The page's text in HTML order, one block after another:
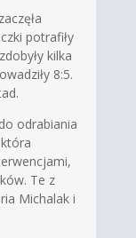
potrafiły
kilka
8:5.
odrabiania
Te z
Michalak i